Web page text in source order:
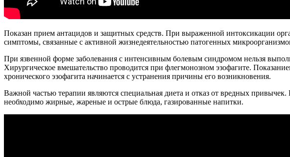
Показан прием антацидов и защитных средств. При выраженной интоксикации
симптомы, связанные с активной жизнедеятельностью патогенных
При язвенной форме заболевания с интенсивным болевым синдромом нельзя
Хирургическое вмешательство проводится при флегмонозном эзофагите.
хронического эзофагита начинается с устранения причины его возникновения.
Важной частью терапии являются специальная диета и отказ от вредных
необходимо жирные, жареные и острые блюда, газированные напитки.